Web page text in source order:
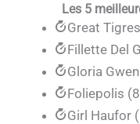
Les 5
Great
Fillette Del
Gloria
Foliepolis
Girl Haufor